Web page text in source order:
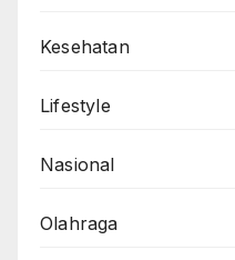
Kesehatan
Lifestyle
Nasional
Olahraga